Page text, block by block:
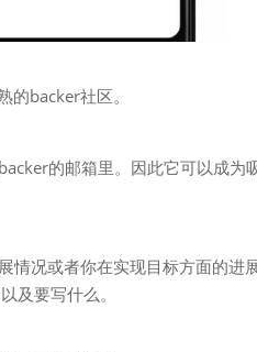
backer社区。
的邮箱里。因此它可以成为
情况或者你在实现目标方面的进
及要写什么。